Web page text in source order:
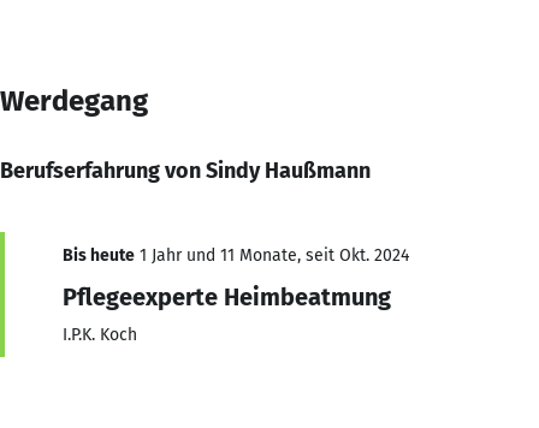
Werdegang
Berufserfahrung von Sindy Haußmann
Bis heute 1 Jahr und 11 Monate, seit Okt. 2024
Pflegeexperte Heimbeatmung
I.P.K. Koch